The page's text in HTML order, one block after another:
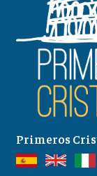
Primeros